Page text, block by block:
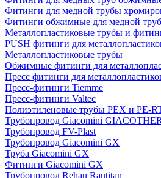
Фитинги для медной трубы
Фитинги обжимные для медной
Металлопластиковые трубы и
PUSH фитинги для
Металлопластиковые трубы
Обжимные фитинги для
Пресс фитинги для
Пресс-фитинги Tiemme
Пресс-фитинги Valtec
Полиэтиленовые трубы PEX и PE-
Трубопровод Giacomini
Трубопровод FV-Plast
Трубопровод Giacomini GX
Труба Giacomini GX
Фитинги Giacomini GX
Трубопровод Rehau Rautitan